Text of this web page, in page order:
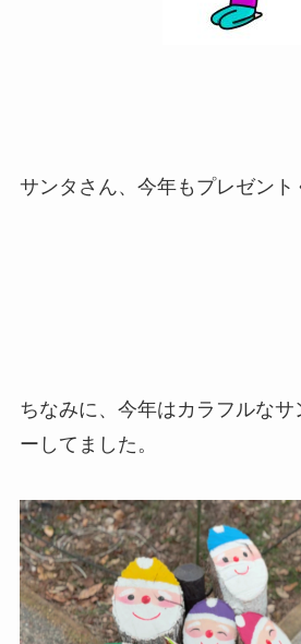
サンタさん、今年もプレゼント
ちなみに、今年はカラフルなサ
ーしてました。